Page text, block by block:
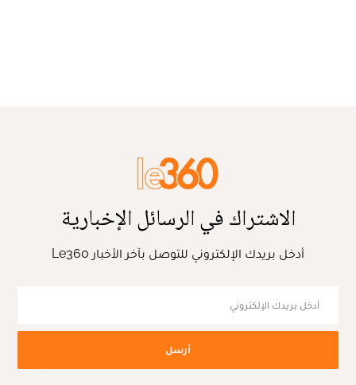
الاشتراك في الرسائل الإخبارية
أدخل بريدك الإلكتروني للتوصل بآخر الأخبار Le360
أرسل